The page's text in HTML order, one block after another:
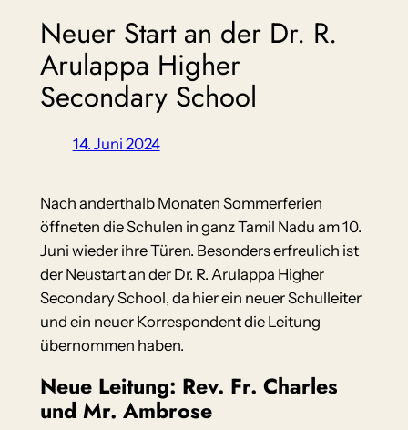
Neuer Start an der Dr. R.
Arulappa Higher
Secondary School
14. Juni 2024
Nach anderthalb Monaten Sommerferien
öffneten die Schulen in ganz Tamil Nadu am 10.
Juni wieder ihre Türen. Besonders erfreulich ist
der Neustart an der Dr. R. Arulappa Higher
Secondary School, da hier ein neuer Schulleiter
und ein neuer Korrespondent die Leitung
übernommen haben.
Neue Leitung: Rev. Fr. Charles
und Mr. Ambrose